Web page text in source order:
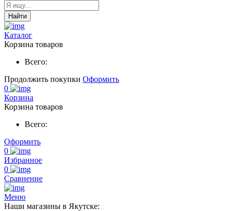
Найти
Каталог
Корзина товаров
Всего:
Продолжить покупки Оформить
0
Корзина
Корзина товаров
Всего:
Оформить
0
Избранное
0
Сравнение
Меню
Наши магазины в Якутске: